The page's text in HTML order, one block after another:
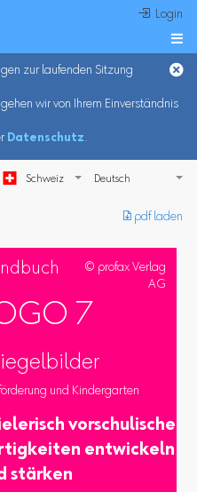
 Login

zur laufenden Sitzung
wir von Ihrem Einverständnis
Datenschutz.
Schweiz
︎ pdf laden
© profax Verlag
AG
7
und Kindergarten
vorschulische
entwickeln
stärken